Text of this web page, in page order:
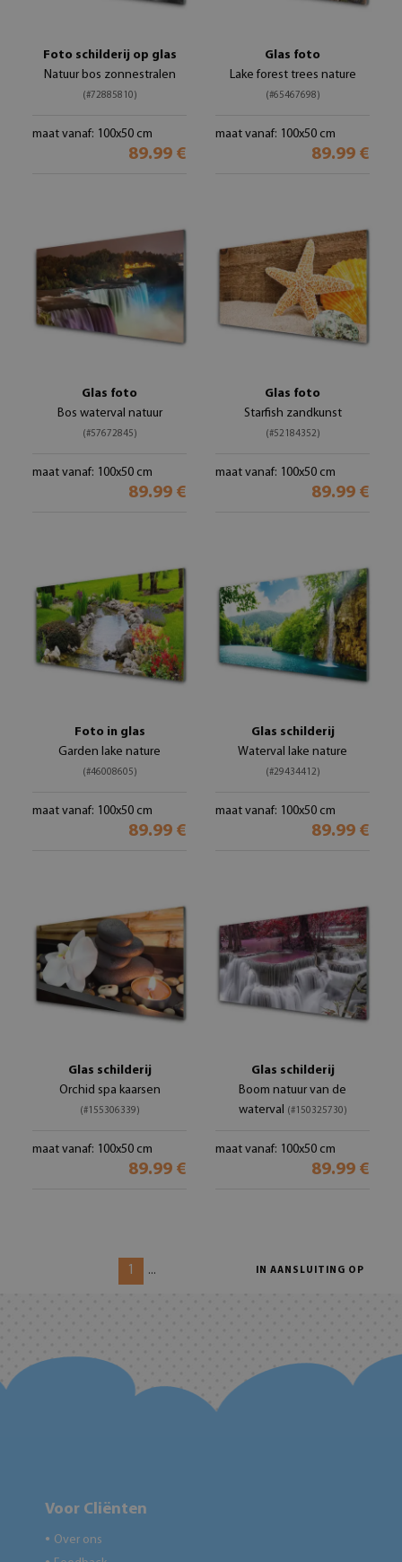
Foto schilderij op glas
Natuur bos zonnestralen
(#72885810)
maat vanaf: 100x50 cm
89.99 €
Glas foto
Lake forest trees nature
(#65467698)
maat vanaf: 100x50 cm
89.99 €
Glas foto
Bos waterval natuur
(#57672845)
maat vanaf: 100x50 cm
89.99 €
Glas foto
Starfish zandkunst
(#52184352)
maat vanaf: 100x50 cm
89.99 €
Foto in glas
Garden lake nature
(#46008605)
maat vanaf: 100x50 cm
89.99 €
Glas schilderij
Waterval lake nature
(#29434412)
maat vanaf: 100x50 cm
89.99 €
Glas schilderij
Orchid spa kaarsen
(#155306339)
maat vanaf: 100x50 cm
89.99 €
Glas schilderij
Boom natuur van de
waterval (#150325730)
maat vanaf: 100x50 cm
89.99 €
1 ... IN AANSLUITING OP
Voor Cliënten
● Over ons